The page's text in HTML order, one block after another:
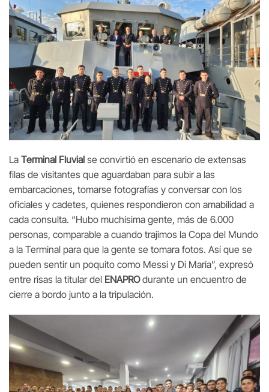
La Terminal Fluvial se convirtió en escenario de extensas
filas de visitantes que aguardaban para subir a las
embarcaciones, tomarse fotografías y conversar con los
oficiales y cadetes, quienes respondieron con amabilidad a
cada consulta. “Hubo muchísima gente, más de 6.000
personas, comparable a cuando trajimos la Copa del Mundo
a la Terminal para que la gente se tomara fotos. Así que se
pueden sentir un poquito como Messi y Di María”, expresó
entre risas la titular del ENAPROdurante un encuentro de
cierre a bordo junto a la tripulación.